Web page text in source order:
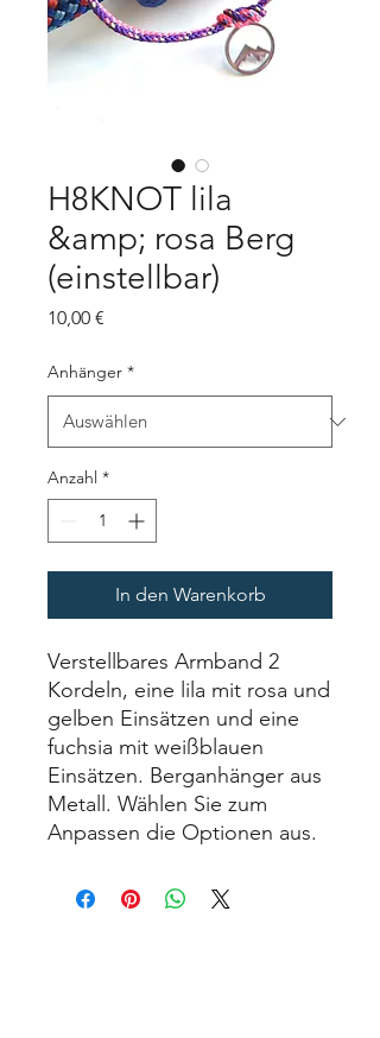
H8KNOT lila
&amp; rosa Berg
(einstellbar)
10,00 €
Anhänger *
Anzahl *
In den Warenkorb
Verstellbares Armband 2
Kordeln, eine lila mit rosa und
gelben Einsätzen und eine
fuchsia mit weißblauen
Einsätzen. Berganhänger aus
Metall. Wählen Sie zum
Anpassen die Optionen aus.